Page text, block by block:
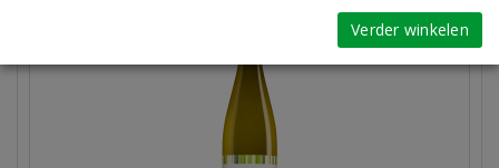
Verder winkelen